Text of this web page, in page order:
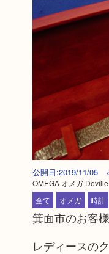
公開日:2019/11/05
OMEGA オメガ
全て
オメガ 時計
箕面市のお客
レディースの